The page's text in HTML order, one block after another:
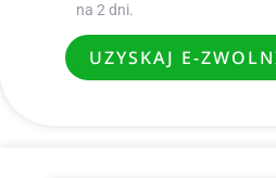
na 2 dni.
UZYSKAJ E-